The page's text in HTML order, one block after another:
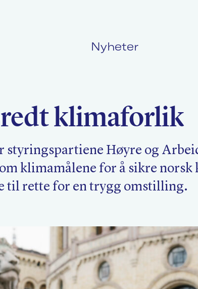
Nyheter
Nyheter
klimaforlik
styringspartiene Høyre og
klimamålene for å sikre
til rette for en trygg omstilling.